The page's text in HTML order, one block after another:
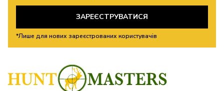
ЗАРЕЄСТРУВАТИСЯ
*Лише для нових зареєстрованих користувачів